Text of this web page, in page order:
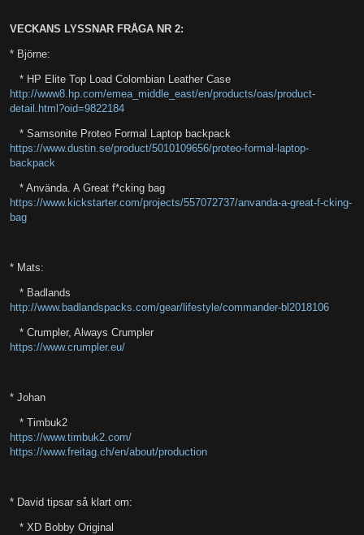
VECKANS LYSSNAR FRÅGA NR 2:
* Björne:
* HP Elite Top Load Colombian Leather Case
http://www8.hp.com/emea_middle_east/en/products/oas/product-
detail.html?oid=9822184
* Samsonite Proteo Formal Laptop backpack
https://www.dustin.se/product/5010109656/proteo-formal-laptop-
backpack
* Använda. A Great f*cking bag
https://www.kickstarter.com/projects/557072737/anvanda-a-great-f-cking-
bag
* Mats:
* Badlands
http://www.badlandspacks.com/gear/lifestyle/commander-bl2018106
* Crumpler, Always Crumpler
https://www.crumpler.eu/
* Johan
* Timbuk2
https://www.timbuk2.com/
https://www.freitag.ch/en/about/production
* David tipsar så klart om:
* XD Bobby Original